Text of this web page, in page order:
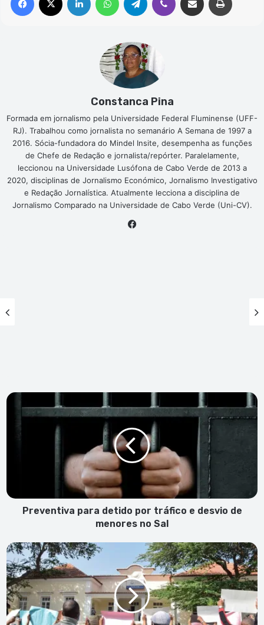
Constanca Pina
Formada em jornalismo pela Universidade Federal Fluminense (UFF-
RJ). Trabalhou como jornalista no semanário A Semana de 1997 a
2016. Sócia-fundadora do Mindel Insite, desempenha as funções
de Chefe de Redação e jornalista/repórter. Paralelamente,
leccionou na Universidade Lusófona de Cabo Verde de 2013 a
2020, disciplinas de Jornalismo Económico, Jornalismo Investigativo
e Redação Jornalística. Atualmente lecciona a disciplina de
Jornalismo Comparado na Universidade de Cabo Verde (Uni-CV).
Preventiva
menores
Preventiva para detido por tráfico e desvio de
menores no Sal
Sindep
assegura
que
manifestação
dos
professores
marca